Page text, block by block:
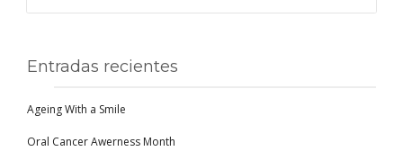
Entradas recientes
Ageing With a Smile
Oral Cancer Awerness Month